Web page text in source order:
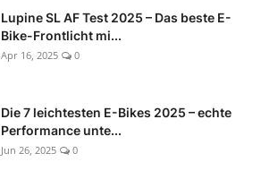
Lupine SL AF Test 2025 – Das beste E-
Bike-Frontlicht mi...
Apr 16, 2025 0
Die 7 leichtesten E-Bikes 2025 – echte
Performance unte...
Jun 26, 2025 0